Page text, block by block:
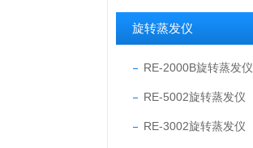
旋转蒸发仪
RE-2000B旋转蒸发仪
RE-5002旋转蒸发仪
RE-3002旋转蒸发仪